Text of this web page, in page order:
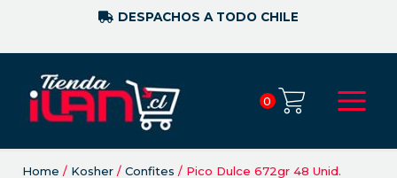
DESPACHOS A TODO CHILE
0
Home / Kosher / Confites / Pico Dulce 672gr 48 Unid.